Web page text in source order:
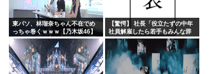
東パソ、林瑠奈ちゃん不在でめ
っちゃ巻くｗｗｗ【乃木坂46】
【驚愕】 社長「役立たずの中年
社員解雇したら若手もみんな辞
めてしまった…」